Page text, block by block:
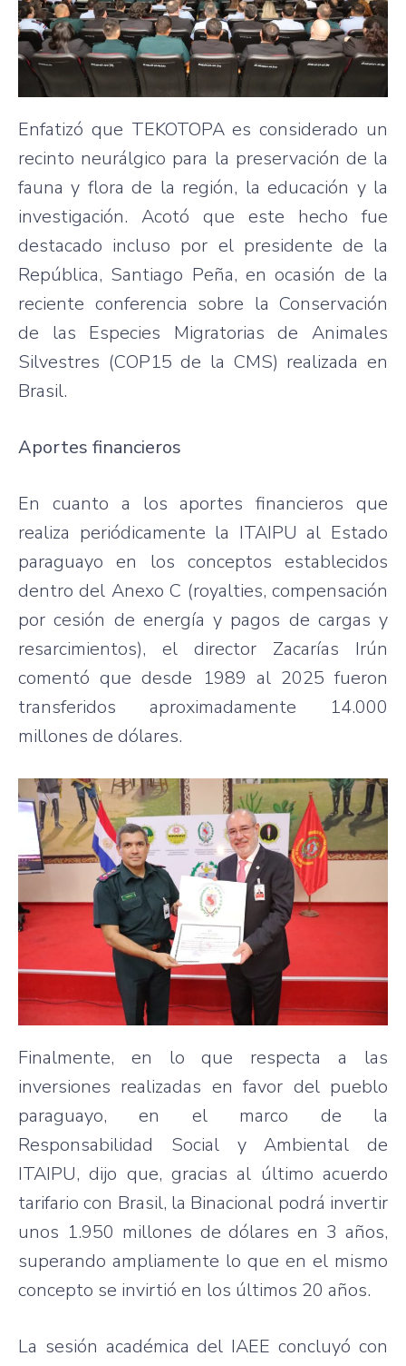
Enfatizó que TEKOTOPA es considerado un
recinto neurálgico para la preservación de la
fauna y flora de la región, la educación y la
investigación. Acotó que este hecho fue
destacado incluso por el presidente de la
República, Santiago Peña, en ocasión de la
reciente conferencia sobre la Conservación
de las Especies Migratorias de Animales
Silvestres (COP15 de la CMS) realizada en
Brasil.
Aportes financieros
En cuanto a los aportes financieros que
realiza periódicamente la ITAIPU al Estado
paraguayo en los conceptos establecidos
dentro del Anexo C (royalties, compensación
por cesión de energía y pagos de cargas y
resarcimientos), el director Zacarías Irún
comentó que desde 1989 al 2025 fueron
transferidos aproximadamente 14.000
millones de dólares.
Finalmente, en lo que respecta a las
inversiones realizadas en favor del pueblo
paraguayo, en el marco de la
Responsabilidad Social y Ambiental de
ITAIPU, dijo que, gracias al último acuerdo
tarifario con Brasil, la Binacional podrá invertir
unos 1.950 millones de dólares en 3 años,
superando ampliamente lo que en el mismo
concepto se invirtió en los últimos 20 años.
La sesión académica del IAEE concluyó con